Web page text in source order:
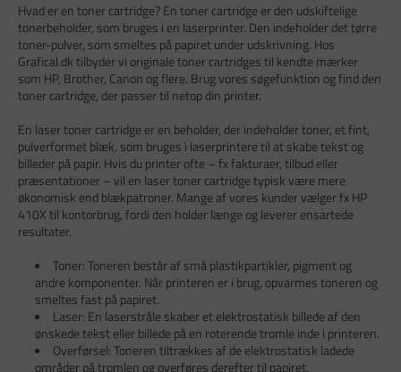
Hvad er en toner cartridge? En toner cartridge er den udskiftelige
tonerbeholder, som bruges i en laserprinter. Den indeholder det tørre
toner-pulver, som smeltes på papiret under udskrivning. Hos
Grafical.dk tilbyder vi originale toner cartridges til kendte mærker
som HP, Brother, Canon og flere. Brug vores søgefunktion og find den
toner cartridge, der passer til netop din printer.
En laser toner cartridge er en beholder, der indeholder toner, et fint,
pulverformet blæk, som bruges i laserprintere til at skabe tekst og
billeder på papir. Hvis du printer ofte – fx fakturaer, tilbud eller
præsentationer – vil en laser toner cartridge typisk være mere
økonomisk end blækpatroner. Mange af vores kunder vælger fx HP
410X til kontorbrug, fordi den holder længe og leverer ensartede
resultater.
Toner: Toneren består af små plastikpartikler, pigment og
andre komponenter. Når printeren er i brug, opvarmes toneren og
smeltes fast på papiret.
Laser: En laserstråle skaber et elektrostatisk billede af den
ønskede tekst eller billede på en roterende tromle inde i printeren.
Overførsel: Toneren tiltrækkes af de elektrostatisk ladede
områder på tromlen og overføres derefter til papiret.